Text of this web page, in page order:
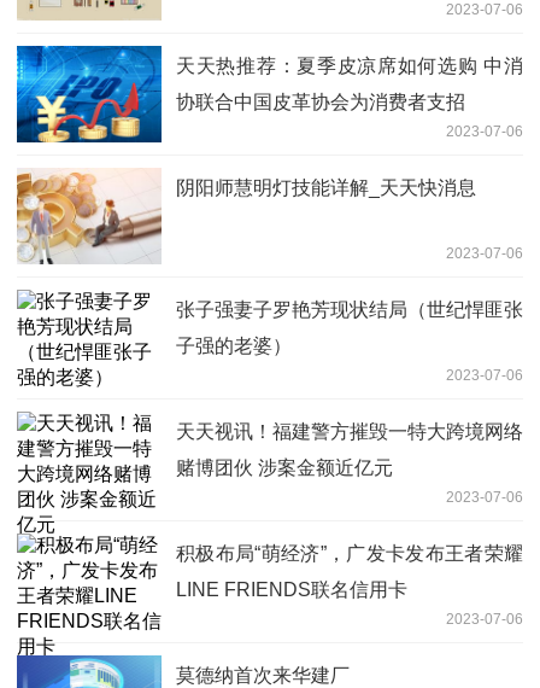
2023-07-06
天天热推荐：夏季皮凉席如何选购 中消
协联合中国皮革协会为消费者支招
2023-07-06
阴阳师慧明灯技能详解_天天快消息
2023-07-06
张子强妻子罗艳芳现状结局（世纪悍匪张
子强的老婆）
2023-07-06
天天视讯！福建警方摧毁一特大跨境网络
赌博团伙 涉案金额近亿元
2023-07-06
积极布局“萌经济”，广发卡发布王者荣耀
LINE FRIENDS联名信用卡
2023-07-06
莫德纳首次来华建厂